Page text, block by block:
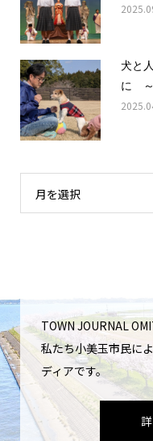
犬と
に
月を選択
TOWN JOURNAL
私たち小美玉市民に
ディアです。